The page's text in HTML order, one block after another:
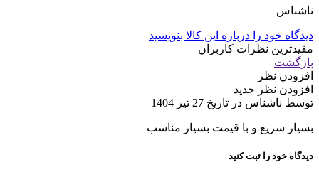
ناشناس
دیدگاه خود را درباره این کالا بنویسید
مفیدترین نظرات کاربران
بازگشت
افزودن نظر
افزودن نظر جدید
توسط ناشناس در تاریخ 27 تیر 1404
بسیار سریع و با قیمت بسیار مناسب
دیدگاه خود را ثبت کنید